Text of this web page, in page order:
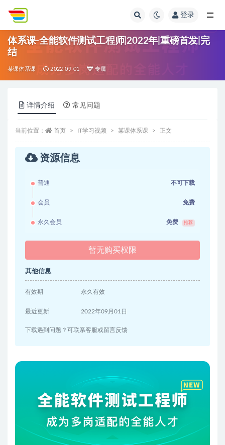
登录
体系课-全能软件测试工程师|2022年|重磅首发|完
结
某课体系课 2022-09-01 专属
详情介绍 常见问题
当前位置： 首页 IT学习视频 某课体系课 正文
资源信息
普通 不可下载
会员 免费
永久会员 免费 推荐
暂无购买权限
其他信息
有效期 永久有效
最近更新 2022年09月01日
下载遇到问题？可联系客服或留言反馈